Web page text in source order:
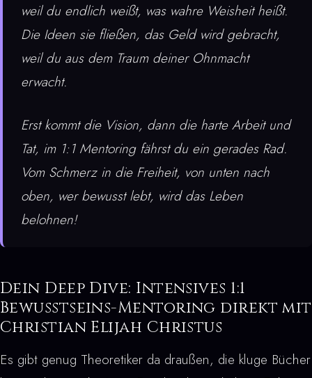
weil du endlich weißt, was wahre Weisheit heißt.
Die Ideen sie fließen, das Geld wird gebracht,
weil du aus dem Traum deiner Ohnmacht
erwacht.
Erst kommt die Vision, dann die harte Arbeit und
Tat, im 1:1 Mentoring fährst du ein gerades Rad.
Vom Schmerz in die Freiheit, von unten nach
oben, wer bewusst lebt, wird das Leben
belohnen!
Dein Deep Dive: Intensives 1:1
Bewusstseins-Mentoring direkt mit
Christian Elijah Christus
Es gibt genug Theoretiker da draußen, die kluge Bücher